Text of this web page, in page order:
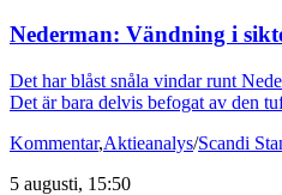
Nederman: Vändning i
Det har blåst snåla vindar runt
Det är bara delvis befogat av den
Kommentar,Aktieanalys/Scandi
5 augusti, 15:50